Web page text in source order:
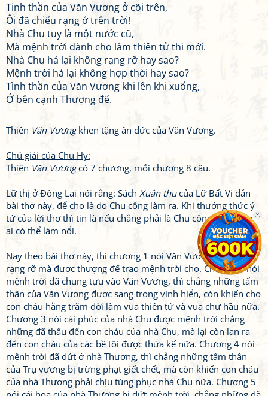
Tinh thần của Văn Vương ở cõi trên,
Ôi đã chiếu rạng ở trên trời!
Nhà Chu tuy là một nước cũ,
Mà mệnh trời dành cho làm thiên tử thì mới.
Nhà Chu há lại không rạng rỡ hay sao?
Mệnh trời há lại không hợp thời hay sao?
Tình thần của Văn Vương khi lên khi xuống,
Ở bên cạnh Thượng đế.
Thiên Văn Vươngkhen tặng ân đức của Văn Vương.
Chú giải của Chu Hy:
Thiên Văn Vươngcó 7 chương, mỗi chương 8 câu.
Lữ thị ở Đông Lai nói rằng: Sách Xuân thucủa Lữ Bất Vi dẫn
bài thơ này, để cho là do Chu công làm ra. Khi thưởng thức ý
tứ của lời thơ thì tin là nếu chẳng phải là Chu công thì không
ai có thể làm nổi.
Nay theo bài thơ này, thì chương 1 nói Văn Vương có đức rất
rạng rỡ mà được thượng đế trao mệnh trời cho. Chương 2 nói
mệnh trời đã chung tựu vào Văn Vương, thì chẳng những tấm
thân của Văn Vương được sang trọng vinh hiển, còn khiến cho
con cháu hằng trăm đời làm vua thiên tử và vua chư hầu nữa.
Chương 3 nói cái phúc của nhà Chu được mệnh trời chẳng
những đã thấu đến con cháu của nhà Chu, mà lại còn lan ra
đến con cháu của các bề tôi được thừa kế nữa. Chương 4 nói
mệnh trời đã dứt ở nhà Thương, thì chẳng những tấm thân
của Trụ vương bị trừng phạt giết chết, mà còn khiến con cháu
của nhà Thương phải chịu tùng phục nhà Chu nữa. Chương 5